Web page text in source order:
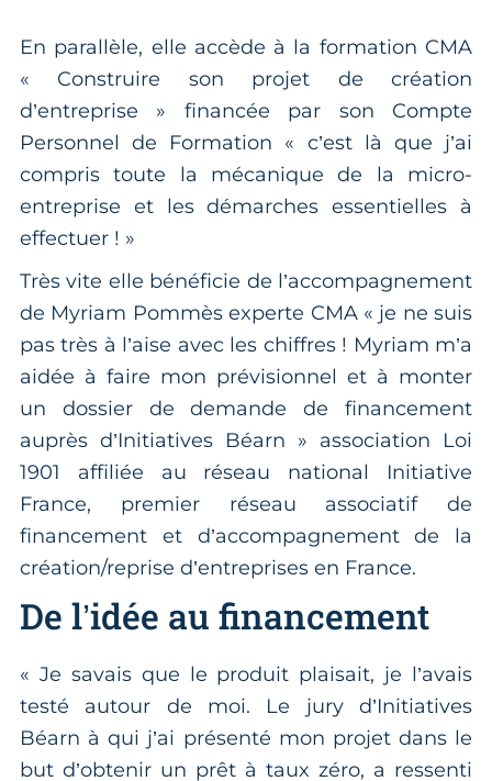
En parallèle, elle accède à la formation CMA
« Construire son projet de création
d’entreprise » financée par son Compte
Personnel de Formation « c’est là que j’ai
compris toute la mécanique de la micro-
entreprise et les démarches essentielles à
effectuer ! »
Très vite elle bénéficie de l’accompagnement
de Myriam Pommès experte CMA « je ne suis
pas très à l’aise avec les chiffres ! Myriam m’a
aidée à faire mon prévisionnel et à monter
un dossier de demande de financement
auprès d’Initiatives Béarn » association Loi
1901 affiliée au réseau national Initiative
France, premier réseau associatif de
financement et d’accompagnement de la
création/reprise d’entreprises en France.
De l’idée au financement
« Je savais que le produit plaisait, je l’avais
testé autour de moi. Le jury d’Initiatives
Béarn à qui j’ai présenté mon projet dans le
but d’obtenir un prêt à taux zéro, a ressenti